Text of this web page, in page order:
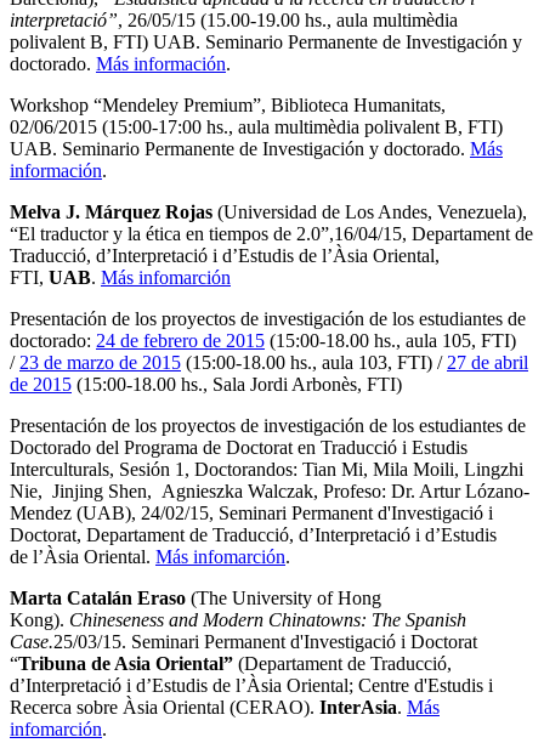
interpretació”, 26/05/15 (15.00-19.00 hs., aula multimèdia
polivalent B, FTI) UAB. Seminario Permanente de Investigación y
doctorado. Más información.
Workshop “Mendeley Premium”, Biblioteca Humanitats,
02/06/2015 (15:00-17:00 hs., aula multimèdia polivalent B, FTI)
UAB. Seminario Permanente de Investigación y doctorado. Más
información.
Melva J. Márquez Rojas (Universidad de Los Andes, Venezuela),
“El traductor y la ética en tiempos de 2.0”,16/04/15, Departament de
Traducció, d’Interpretació i d’Estudis de l’Àsia Oriental,
FTI, UAB. Más infomarción
Presentación de los proyectos de investigación de los estudiantes de
doctorado: 24 de febrero de 2015 (15:00-18.00 hs., aula 105, FTI)
/ 23 de marzo de 2015 (15:00-18.00 hs., aula 103, FTI) / 27 de abril
de 2015 (15:00-18.00 hs., Sala Jordi Arbonès, FTI)
Presentación de los proyectos de investigación de los estudiantes de
Doctorado del Programa de Doctorat en Traducció i Estudis
Interculturals, Sesión 1, Doctorandos: Tian Mi, Mila Moili, Lingzhi
Nie, Jinjing Shen, Agnieszka Walczak, Profeso: Dr. Artur Lózano-
Mendez (UAB), 24/02/15, Seminari Permanent d'Investigació i
Doctorat, Departament de Traducció, d’Interpretació i d’Estudis
de l’Àsia Oriental. Más infomarción.
Marta Catalán Eraso (The University of Hong
Kong). Chineseness and Modern Chinatowns: The Spanish
Case.25/03/15. Seminari Permanent d'Investigació i Doctorat
“Tribuna de Asia Oriental” (Departament de Traducció,
d’Interpretació i d’Estudis de l’Àsia Oriental; Centre d'Estudis i
Recerca sobre Àsia Oriental (CERAO). InterAsia. Más
infomarción.